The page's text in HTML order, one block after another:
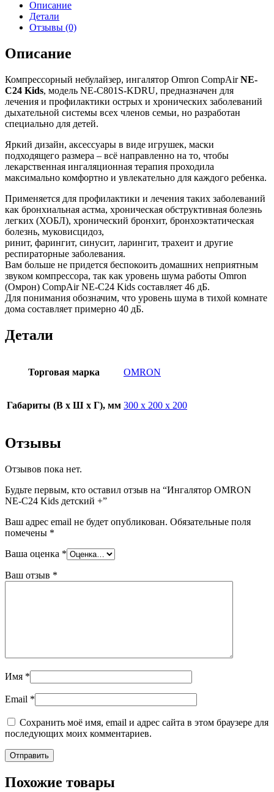
Описание
Детали
Отзывы (0)
Описание
Компрессорный небулайзер, ингалятор Omron CompAirNE-
C24 Kids, модель NE-C801S-KDRU, предназначен для
лечения и профилактики острых и хронических заболеваний
дыхательной системы всех членов семьи, но разработан
специально для детей.
Яркий дизайн, аксессуары в виде игрушек, маски
подходящего размера – всё направленно на то, чтобы
лекарственная ингаляционная терапия проходила
максимально комфортно и увлекательно для каждого ребенка.
Применяется для профилактики и лечения таких заболеваний
как бронхиальная астма, хроническая обструктивная болезнь
легких (ХОБЛ), хронический бронхит, бронхоэктатическая
болезнь, муковисцидоз,
ринит, фарингит, синусит, ларингит, трахеит и другие
респираторные заболевания.
Вам больше не придется беспокоить домашних неприятным
звуком компрессора, так как уровень шума работы Omron
(Омрон) CompAir NE-C24 Kids составляет 46 дБ.
Для понимания обозначим, что уровень шума в тихой комнате
дома составляет примерно 40 дБ.
Детали
Торговая марка OMRON
Габариты (В х Ш х Г), мм 300 х 200 х 200
Отзывы
Отзывов пока нет.
Будьте первым, кто оставил отзыв на “Ингалятор OMRON
NE-C24 Kids детский +”
Ваш адрес email не будет опубликован. Обязательные поля
помечены *
Ваша оценка *
Ваш отзыв *
Имя *
Email *
Сохранить моё имя, email и адрес сайта в этом браузере для
последующих моих комментариев.
Похожие товары